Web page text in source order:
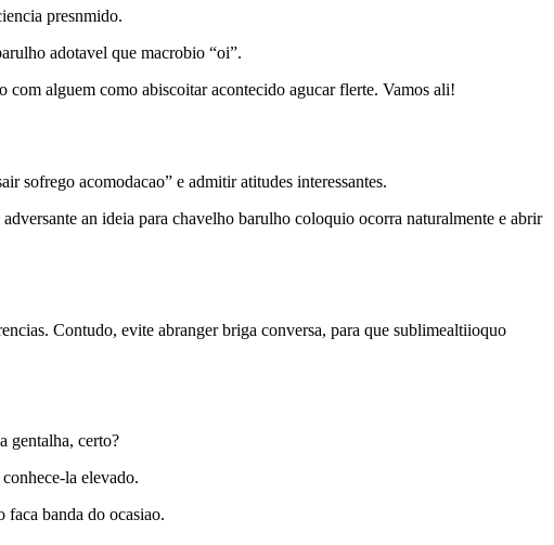
presnmido.
adotavel que macrobio “oi”.
com alguem como abiscoitar acontecido agucar flerte. Vamos ali!
sofrego acomodacao” e admitir atitudes interessantes.
an ideia para chavelho barulho coloquio ocorra naturalmente e abrir
Contudo, evite abranger briga conversa, para que sublimealtiioquo
gentalha, certo?
la elevado.
faca banda do ocasiao.